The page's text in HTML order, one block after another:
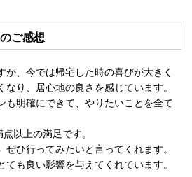
ご感想
、今では帰宅した時の喜びが大きく
り、居心地の良さを感じています。
も明確にできて、やりたいことを全て
以上の満足です。
ひ行ってみたいと言ってくれます。
も良い影響を与えてくれています。